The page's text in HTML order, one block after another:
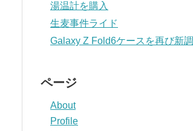
湯温計を購入
生麦事件ライド
Galaxy Z Fold6ケースを再び新調
ページ
About
Profile